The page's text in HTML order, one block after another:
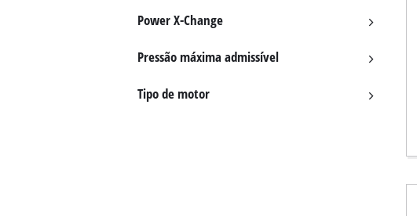
Power X-Change
Pressão máxima admissível
Tipo de motor